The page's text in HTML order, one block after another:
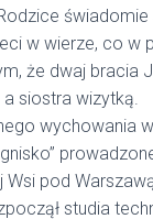
świadomie
w wierze, co w
że dwaj bracia
a siostra wizytką.
wychowania
Wsi pod
studia